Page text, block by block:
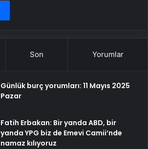
Son Yorumlar
Günlük burç yorumları: 11 Mayıs 2025
Pazar
Fatih Erbakan: Bir yanda ABD, bir
yanda YPG biz de Emevi Camii’nde
namaz kılıyoruz